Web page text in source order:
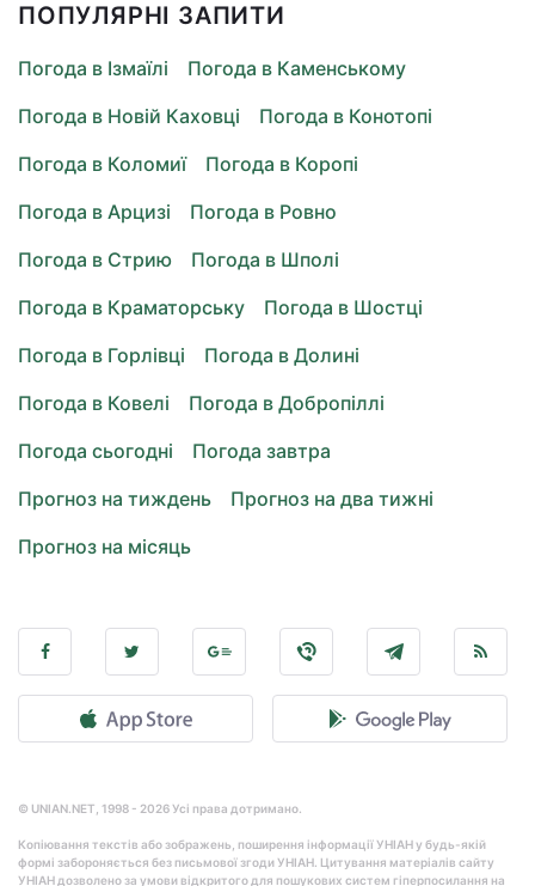
ПОПУЛЯРНІ ЗАПИТИ
Погода в Ізмаїлі
Погода в Каменському
Погода в Новій Каховці
Погода в Конотопі
Погода в Коломиї
Погода в Коропі
Погода в Арцизі
Погода в Ровно
Погода в Стрию
Погода в Шполі
Погода в Краматорську
Погода в Шостці
Погода в Горлівці
Погода в Долині
Погода в Ковелі
Погода в Добропіллі
Погода сьогодні
Погода завтра
Прогноз на тиждень
Прогноз на два тижні
Прогноз на місяць
© UNIAN.NET, 1998 - 2026 Усі права дотримано.
Копіювання текстів або зображень, поширення інформації УНІАН у будь-якій
формі забороняється без письмової згоди УНІАН. Цитування матеріалів сайту
УНІАН дозволено за умови відкритого для пошукових систем гіперпосилання на